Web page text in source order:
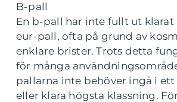
B-pall
En b-pall har inte fullt ut klarat
eur-pall, ofta på grund av
enklare brister. Trots detta
för många
pallarna inte behöver ingå i ett
eller klara högsta klassning.